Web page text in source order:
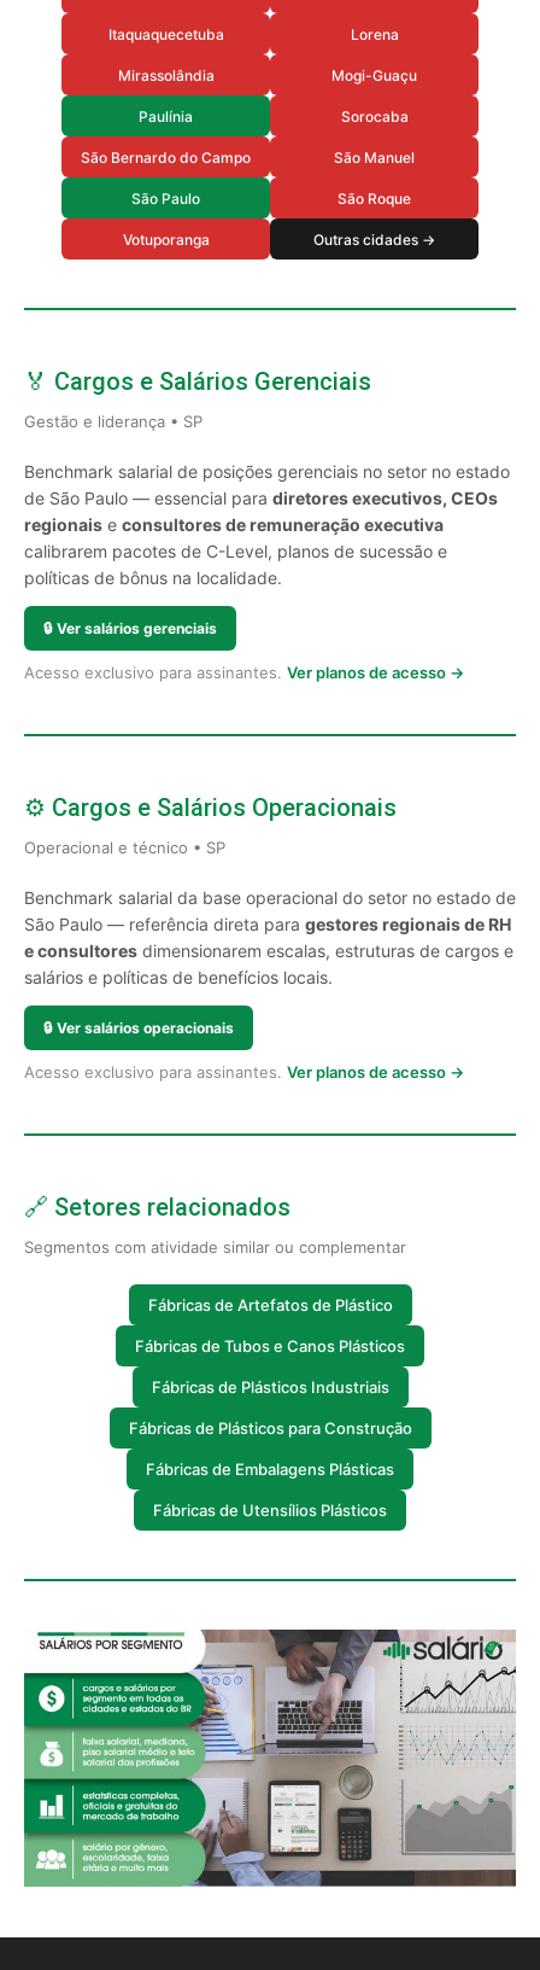
Itaquaquecetuba Lorena
Mirassolândia Mogi-Guaçu
Paulínia Sorocaba
São Bernardo do Campo São Manuel
São Paulo São Roque
Votuporanga Outras cidades →
🏅 Cargos e Salários Gerenciais
Gestão e liderança • SP
Benchmark salarial de posições gerenciais no setor no estado
de São Paulo — essencial para diretores executivos, CEOs
regionais e consultores de remuneração executiva
calibrarem pacotes de C-Level, planos de sucessão e
políticas de bônus na localidade.
🔒 Ver salários gerenciais
Acesso exclusivo para assinantes. Ver planos de acesso →
⚙️ Cargos e Salários Operacionais
Operacional e técnico • SP
Benchmark salarial da base operacional do setor no estado de
São Paulo — referência direta para gestores regionais de RH
e consultores dimensionarem escalas, estruturas de cargos e
salários e políticas de benefícios locais.
🔒 Ver salários operacionais
Acesso exclusivo para assinantes. Ver planos de acesso →
🔗 Setores relacionados
Segmentos com atividade similar ou complementar
Fábricas de Artefatos de Plástico
Fábricas de Tubos e Canos Plásticos
Fábricas de Plásticos Industriais
Fábricas de Plásticos para Construção
Fábricas de Embalagens Plásticas
Fábricas de Utensílios Plásticos